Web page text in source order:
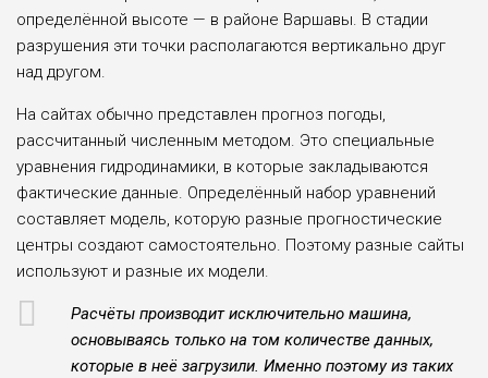
определённой высоте — в районе Варшавы. В стадии
разрушения эти точки располагаются вертикально друг
над другом.
На сайтах обычно представлен про­гноз погоды,
рассчитанный численным методом. Это специальные
уравнения гидродинамики, в которые заклады­ваются
фактические данные. Опреде­лённый набор уравнений
составляет модель, которую разные прогностиче­ские
центры создают самостоятельно. Поэтому разные сайты
используют и разные их модели.
Расчёты производит исключительно машина,
основываясь только на том количестве данных,
кото­рые в неё загрузили. Именно поэтому из таких